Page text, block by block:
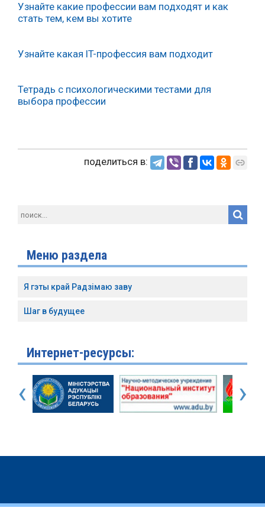
Узнайте какие профессии вам подходят и как
стать тем, кем вы хотите
Узнайте какая IT-профессия вам подходит
Тетрадь с психологическими тестами для
выбора профессии
поделиться в:
Меню раздела
Я гэты край Радзімаю заву
Шаг в будущее
Интернет-ресурсы:
‹ ›